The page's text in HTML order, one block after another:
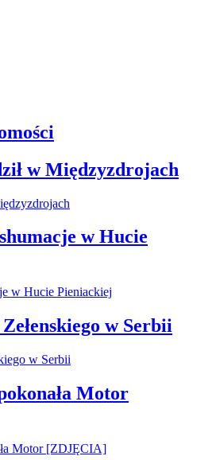
w Międzyzdrojach
w Hucie
w Serbii
Motor